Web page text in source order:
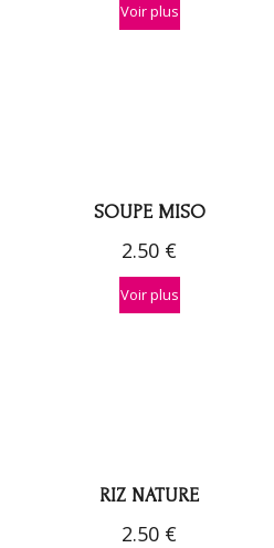
Voir plus
SOUPE MISO
2.50 €
Voir plus
RIZ NATURE
2.50 €